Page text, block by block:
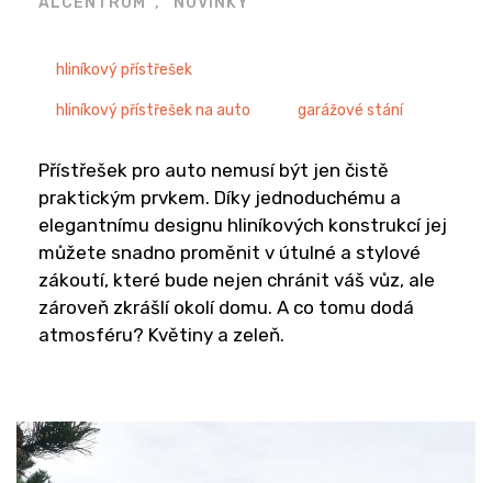
hliníkový přístřešek
hliníkový přístřešek na auto garážové stání
Přístřešek pro auto nemusí být jen čistě
praktickým prvkem. Díky jednoduchému a
elegantnímu designu hliníkových konstrukcí jej
můžete snadno proměnit v útulné a stylové
zákoutí, které bude nejen chránit váš vůz, ale
zároveň zkrášlí okolí domu. A co tomu dodá
atmosféru? Květiny a zeleň.